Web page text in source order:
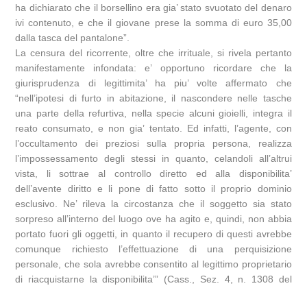
ha dichiarato che il borsellino era gia’ stato svuotato del denaro
ivi contenuto, e che il giovane prese la somma di euro 35,00
dalla tasca del pantalone”.
La censura del ricorrente, oltre che irrituale, si rivela pertanto
manifestamente infondata: e’ opportuno ricordare che la
giurisprudenza di legittimita’ ha piu’ volte affermato che
“nell’ipotesi di furto in abitazione, il nascondere nelle tasche
una parte della refurtiva, nella specie alcuni gioielli, integra il
reato consumato, e non gia’ tentato. Ed infatti, l’agente, con
l’occultamento dei preziosi sulla propria persona, realizza
l’impossessamento degli stessi in quanto, celandoli all’altrui
vista, li sottrae al controllo diretto ed alla disponibilita’
dell’avente diritto e li pone di fatto sotto il proprio dominio
esclusivo. Ne’ rileva la circostanza che il soggetto sia stato
sorpreso all’interno del luogo ove ha agito e, quindi, non abbia
portato fuori gli oggetti, in quanto il recupero di questi avrebbe
comunque richiesto l’effettuazione di una perquisizione
personale, che sola avrebbe consentito al legittimo proprietario
di riacquistarne la disponibilita’” (Cass., Sez. 4, n. 1308 del